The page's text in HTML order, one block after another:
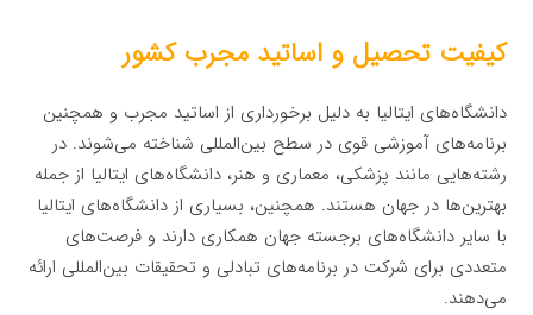
کیفیت تحصیل و اساتید مجرب کشور
دانشگاه‌های ایتالیا به دلیل برخورداری از اساتید مجرب و همچنین
برنامه‌های آموزشی قوی در سطح بین‌المللی شناخته می‌شوند. در
رشته‌هایی مانند پزشکی، معماری و هنر، دانشگاه‌های ایتالیا از جمله
بهترین‌ها در جهان هستند. همچنین، بسیاری از دانشگاه‌های ایتالیا
با سایر دانشگاه‌های برجسته جهان همکاری دارند و فرصت‌های
متعددی برای شرکت در برنامه‌های تبادلی و تحقیقات بین‌المللی ارائه
می‌دهند.